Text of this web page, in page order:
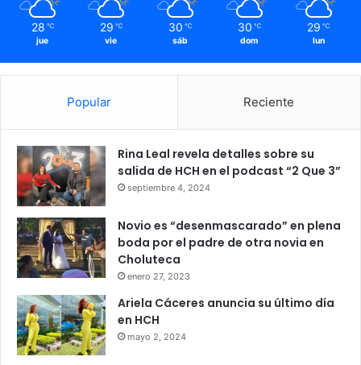
28 ℃
jue
29 ℃
vie
30 ℃
sáb
30 ℃
dom
29 ℃
lun
Popular Reciente
Rina Leal revela detalles sobre su
salida de HCH en el podcast “2 Que 3”
septiembre 4, 2024
Novio es “desenmascarado” en plena
boda por el padre de otra novia en
Choluteca
enero 27, 2023
Ariela Cáceres anuncia su último día
en HCH
mayo 2, 2024